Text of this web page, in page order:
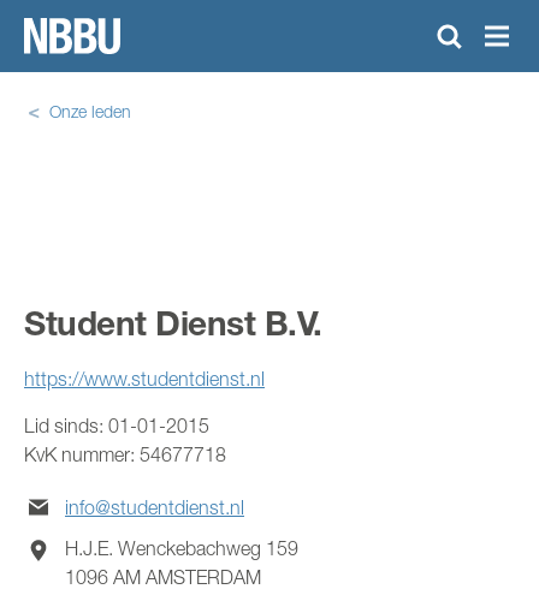
ONZE LEDEN
DOWNLOAD CAO
ZOEKEN
MIJN NBBU
Onze leden
Student Dienst B.V.
https://www.studentdienst.nl
Lid sinds: 01-01-2015
KvK nummer: 54677718
info@studentdienst.nl
H.J.E. Wenckebachweg 159
1096 AM AMSTERDAM